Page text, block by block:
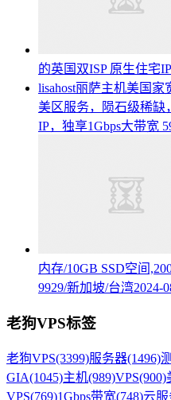
的英国双ISP 原生住宅
lisahost丽萨主机美国
美区服务，陨石级稀缺
IP，独享1Gbps大带宽
内存/10GB SSD空间
9929/新加坡/台湾2024-
老狗VPS标签
老狗VPS(3399)服务器(1496)
GIA(1045)主机(989)VPS(900)
VPS(769)1Gbps带宽(748)云服